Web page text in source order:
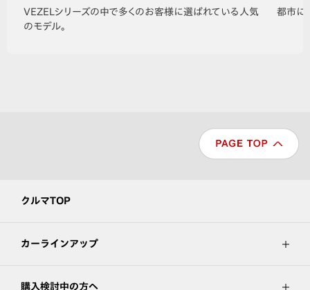
VEZELシリーズの中で多くのお客様に選ばれている人気
のモデル。
都市に
クルマTOP
カーラインアップ
購入検討中の方へ